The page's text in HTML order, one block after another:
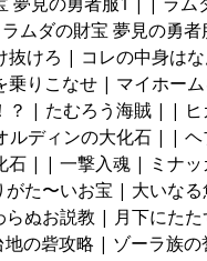
ムダの財宝 夢見の勇
抜けろ | コレの中身は
乗りこなせ | マイホー
？ | たむろう海賊 | | ヒ
ルディンの大化石 | | ヘ
石 | | 一撃入魂 | ミナッ
た〜いお宝 | 大いなる
ぬお説教 | 月下にたた
の砦攻略 | ゾーラ族の